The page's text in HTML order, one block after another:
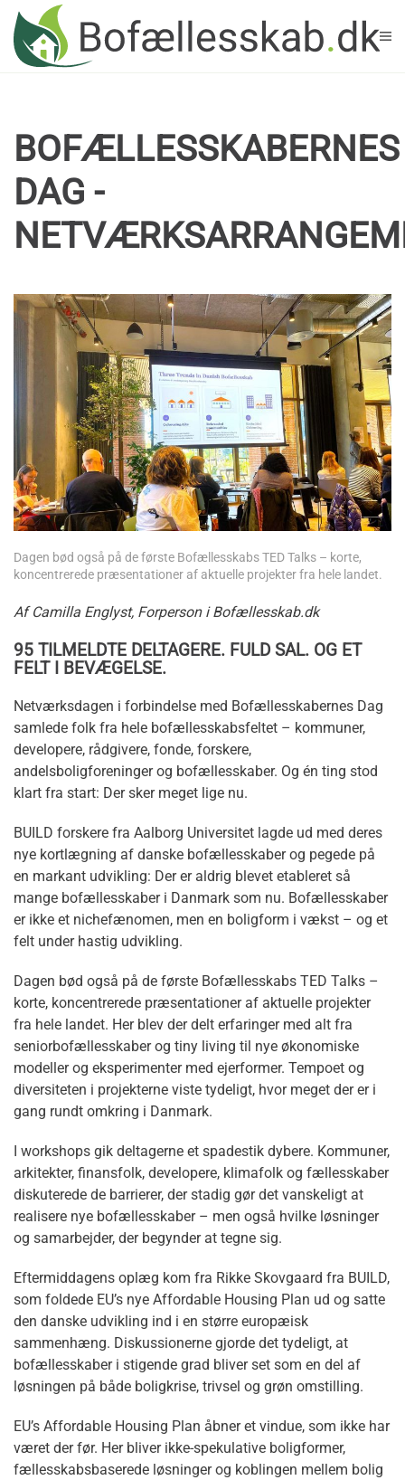
Skip to main content
BOFÆLLESSKABERNES
DAG -
Dagen bød også på de første Bofællesskabs TED Talks – korte,
koncentrerede præsentationer af aktuelle projekter fra hele landet.
Af Camilla Englyst, Forperson i Bofællesskab.dk
95 TILMELDTE DELTAGERE. FULD SAL. OG ET
FELT I BEVÆGELSE.
Netværksdagen i forbindelse med Bofællesskabernes Dag
samlede folk fra hele bofællesskabsfeltet – kommuner,
developere, rådgivere, fonde, forskere,
andelsboligforeninger og bofællesskaber. Og én ting stod
klart fra start: Der sker meget lige nu.
BUILD forskere fra Aalborg Universitet lagde ud med deres
nye kortlægning af danske bofællesskaber og pegede på
en markant udvikling: Der er aldrig blevet etableret så
mange bofællesskaber i Danmark som nu. Bofællesskaber
er ikke et nichefænomen, men en boligform i vækst – og et
felt under hastig udvikling.
Dagen bød også på de første Bofællesskabs TED Talks –
korte, koncentrerede præsentationer af aktuelle projekter
fra hele landet. Her blev der delt erfaringer med alt fra
seniorbofællesskaber og tiny living til nye økonomiske
modeller og eksperimenter med ejerformer. Tempoet og
diversiteten i projekterne viste tydeligt, hvor meget der er i
gang rundt omkring i Danmark.
I workshops gik deltagerne et spadestik dybere. Kommuner,
arkitekter, finansfolk, developere, klimafolk og fællesskaber
diskuterede de barrierer, der stadig gør det vanskeligt at
realisere nye bofællesskaber – men også hvilke løsninger
og samarbejder, der begynder at tegne sig.
Eftermiddagens oplæg kom fra Rikke Skovgaard fra BUILD,
som foldede EU’s nye Affordable Housing Plan ud og satte
den danske udvikling ind i en større europæisk
sammenhæng. Diskussionerne gjorde det tydeligt, at
bofællesskaber i stigende grad bliver set som en del af
løsningen på både boligkrise, trivsel og grøn omstilling.
EU’s Affordable Housing Plan åbner et vindue, som ikke har
været der før. Her bliver ikke-spekulative boligformer,
fællesskabsbaserede løsninger og koblingen mellem bolig